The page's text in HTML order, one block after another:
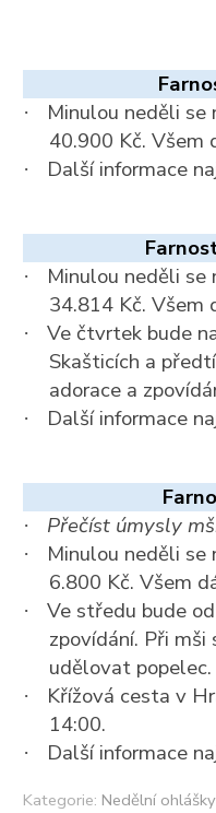
·
Minulou neděli
40.900 Kč. Všem
· Další informace
·
Minulou neděli
34.814 Kč. Všem
·
Ve čtvrtek bude
Skašticích a
adorace a
· Další informace
· Přečíst úmysly
·
Minulou neděli
6.800 Kč. Všem
·
Ve středu bude
zpovídání. Při
udělovat popelec.
·
Křížová cesta v
14:00.
· Další informace
Kategorie: Nedělní ohlášky